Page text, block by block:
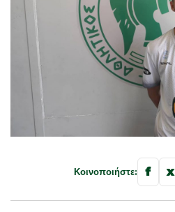
Κοινοποιήστε: f x